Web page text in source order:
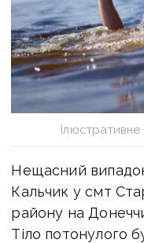
Нещасний
Кальчик у смт
району на
Тіло потонулого